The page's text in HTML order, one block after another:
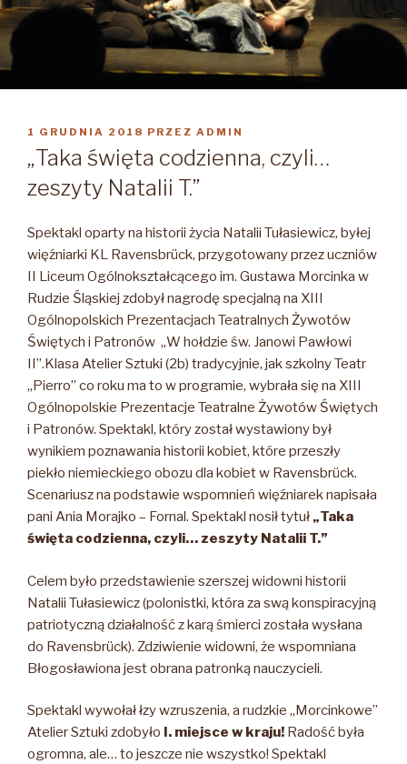
OPUBLIKOWANE
W
1 GRUDNIA 2018 PRZEZ ADMIN
„Taka święta codzienna, czyli…
zeszyty Natalii T.”
Spektakl oparty na historii życia Natalii Tułasiewicz, byłej
więźniarki KL Ravensbrück, przygotowany przez uczniów
II Liceum Ogólnokształcącego im. Gustawa Morcinka w
Rudzie Śląskiej zdobył nagrodę specjalną na XIII
Ogólnopolskich Prezentacjach Teatralnych Żywotów
Świętych i Patronów „W hołdzie św. Janowi Pawłowi
II”.Klasa Atelier Sztuki (2b) tradycyjnie, jak szkolny Teatr
„Pierro” co roku ma to w programie, wybrała się na XIII
Ogólnopolskie Prezentacje Teatralne Żywotów Świętych
i Patronów. Spektakl, który został wystawiony był
wynikiem poznawania historii kobiet, które przeszły
piekło niemieckiego obozu dla kobiet w Ravensbrück.
Scenariusz na podstawie wspomnień więźniarek napisała
pani Ania Morajko – Fornal. Spektakl nosił tytuł „Taka
święta codzienna, czyli… zeszyty Natalii T.”
Celem było przedstawienie szerszej widowni historii
Natalii Tułasiewicz (polonistki, która za swą konspiracyjną
patriotyczną działalność z karą śmierci została wysłana
do Ravensbrück). Zdziwienie widowni, że wspomniana
Błogosławiona jest obrana patronką nauczycieli.
Spektakl wywołał łzy wzruszenia, a rudzkie „Morcinkowe”
Atelier Sztuki zdobyło I. miejsce w kraju! Radość była
ogromna, ale… to jeszcze nie wszystko! Spektakl